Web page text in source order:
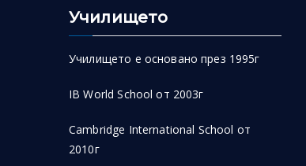
Училището
Училището е основано през 1995г
IB World School от 2003г
Cambridge International School от
2010г